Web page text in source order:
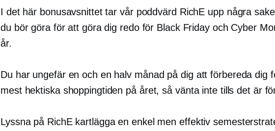
I det här bonusavsnittet tar vår poddvärd RichE upp några
du bör göra för att göra dig redo för Black Friday och Cyber
år.
Du har ungefär en och en halv månad på dig att förbereda dig
mest hektiska shoppingtiden på året, så vänta inte tills det är
Lyssna på RichE kartlägga en enkel men effektiv